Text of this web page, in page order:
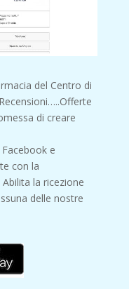
del Centro di
di creare
e
con la
la ricezione
delle nostre